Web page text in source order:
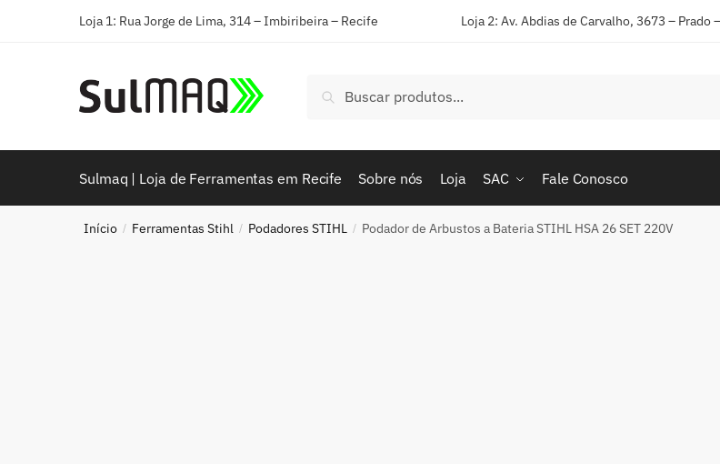
Loja 1: Rua Jorge de Lima, 314 – Imbiribeira – Recife Loja 2: Av. Abdias de Carvalho, 3673 – Prado
Pesquisar
Sulmaq | Loja de Ferramentas em Recife Sobre nós Loja SAC Fale Conosco
Início / Ferramentas Stihl / Podadores STIHL / Podador de Arbustos a Bateria STIHL HSA 26 SET 220V